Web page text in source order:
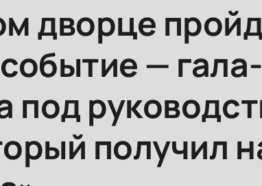
дворце
—
под
получил